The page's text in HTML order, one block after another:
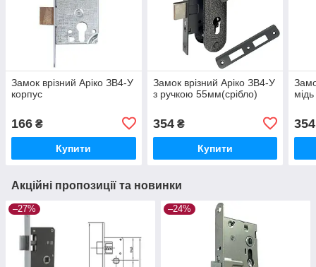
Замок врізний Арiко ЗВ4-У
корпус
166 ₴
Купити
Замок врізний Арiко ЗВ4-У
з ручкою 55мм(срібло)
354₴
Купити
354
Акційні пропозиції та новинки
–27% –24%